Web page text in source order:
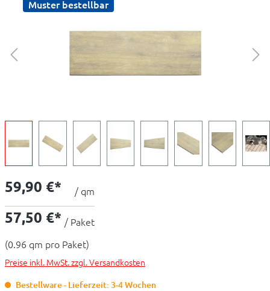
Muster bestellbar
59,90 €* / qm
57,50 €* / Paket
(0.96 qm pro Paket)
Preise inkl. MwSt. zzgl. Versandkosten
Bestellware - Lieferzeit: 3-4 Wochen